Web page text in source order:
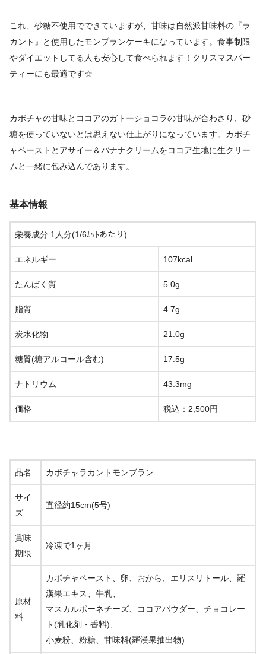
これ、砂糖不使用でできていますが、甘味は自然派甘味料の『ラ
カント』と使用したモンブランケーキになっています。食事制限
やダイエットしてる人も安心して食べられます！クリスマスパー
ティーにも最適です☆
カボチャの甘味とココアのガトーショコラの甘味が合わさり、砂
糖を使っていないとは思えない仕上がりになっています。カボチ
ャペーストとアサイー＆バナナクリームをココア生地に生クリー
ムと一緒に包み込んであります。
基本情報
栄養成分 1人分(1/6ｶｯﾄあたり)
エネルギー 107kcal
たんぱく質 5.0g
脂質 4.7g
炭水化物 21.0g
糖質(糖アルコール含む) 17.5g
ナトリウム 43.3mg
価格 税込：2,500円
品名 カボチャラカントモンブラン
サイ
ズ
直径約15cm(5号)
賞味
期限
冷凍で1ヶ月
原材
料
カボチャペースト、卵、おから、エリスリトール、羅
漢果エキス、牛乳、
マスカルポーネチーズ、ココアパウダー、チョコレー
ト(乳化剤・香料)、
小麦粉、粉糖、甘味料(羅漢果抽出物)